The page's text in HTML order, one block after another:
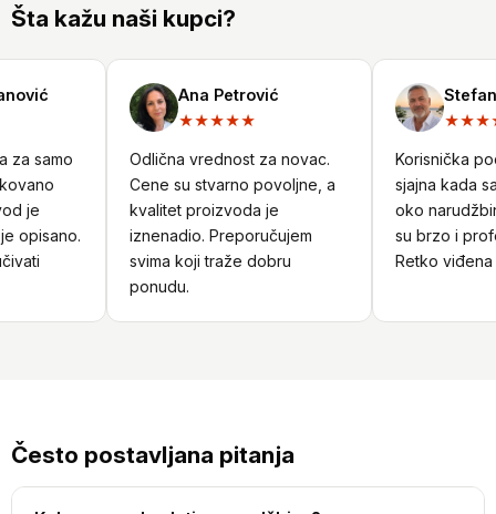
Šta kažu naši kupci?
samo
je
opisano.
Ana Petrović
★★★★★
Odlična vrednost za novac.
Cene su stvarno povoljne, a
kvalitet proizvoda je
iznenadio. Preporučujem
svima koji traže dobru
ponudu.
Stefan
Korisnička
sjajna kada
oko
su brzo i
Retko viđena
Često postavljana pitanja